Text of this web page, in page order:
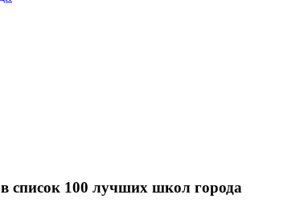
список 100 лучших школ города